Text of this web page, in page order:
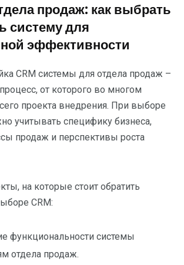
продаж: как выбрать
систему для
эффективности
CRM системы для отдела продаж –
от которого во многом
проекта внедрения. При выборе
учитывать специфику бизнеса,
продаж и перспективы роста
на которые стоит обратить
CRM:
функциональности системы
отдела продаж.